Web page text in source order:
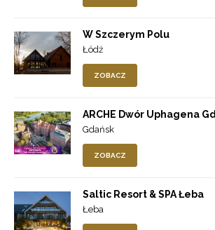
W Szczerym Polu
Łódź
ZOBACZ
ARCHE Dwór Uphagena
Gdańsk
ZOBACZ
Saltic Resort & SPA Łeba
Łeba